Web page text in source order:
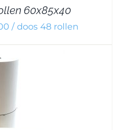
60x85x40
/ doos 48 rollen